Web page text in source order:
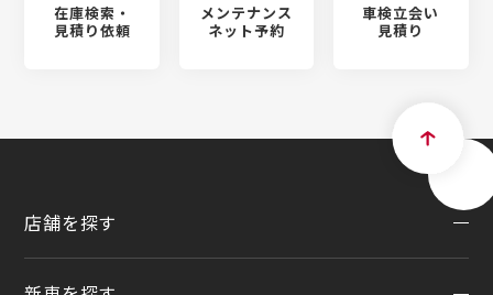
在庫検索・
見積り依頼
メンテナンス
ネット予約
車検立会い
見積り
店舗を探す